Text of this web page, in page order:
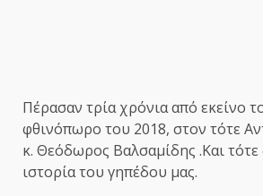
Πέρασαν τρία χρόνια από εκείνο
φθινόπωρο του 2018, στον τότε
κ. Θεόδωρος Βαλσαμίδης .Και τότε
ιστορία του γηπέδου μας.